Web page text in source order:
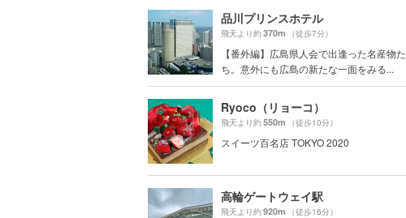
品川プリンスホテル
飛天より約370m （徒歩7分）
【番外編】広島県人会で出逢った名産物た
ち。意外にも広島の新たな一面をみる...
Ryoco（リョーコ）
飛天より約550m （徒歩10分）
スイーツ百名店 TOKYO 2020
高輪ゲートウェイ駅
飛天より約920m （徒歩16分）